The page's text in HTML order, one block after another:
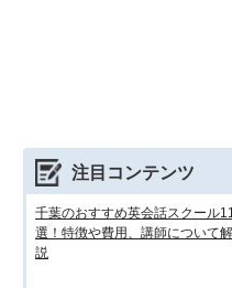
注目コンテンツ
千葉のおすすめ英会話スクール
選！特徴や費用、講師について解
説